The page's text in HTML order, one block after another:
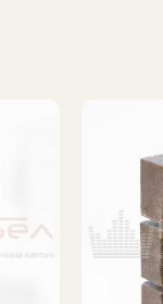
важны. Для
приведёт к